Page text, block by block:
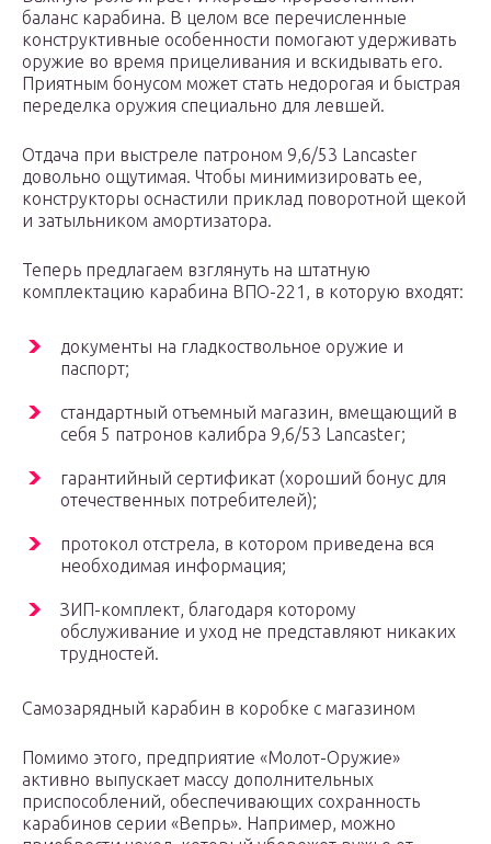
баланс карабина. В целом все перечисленные
конструктивные особенности помогают удерживать
оружие во время прицеливания и вскидывать его.
Приятным бонусом может стать недорогая и быстрая
переделка оружия специально для левшей.
Отдача при выстреле патроном 9,6/53 Lancaster
довольно ощутимая. Чтобы минимизировать ее,
конструкторы оснастили приклад поворотной щекой
и затыльником амортизатора.
Теперь предлагаем взглянуть на штатную
комплектацию карабина ВПО-221, в которую входят:
документы на гладкоствольное оружие и
паспорт;
стандартный отъемный магазин, вмещающий в
себя 5 патронов калибра 9,6/53 Lancaster;
гарантийный сертификат (хороший бонус для
отечественных потребителей);
протокол отстрела, в котором приведена вся
необходимая информация;
ЗИП-комплект, благодаря которому
обслуживание и уход не представляют никаких
трудностей.
Самозарядный карабин в коробке с магазином
Помимо этого, предприятие «Молот-Оружие»
активно выпускает массу дополнительных
приспособлений, обеспечивающих сохранность
карабинов серии «Вепрь». Например, можно